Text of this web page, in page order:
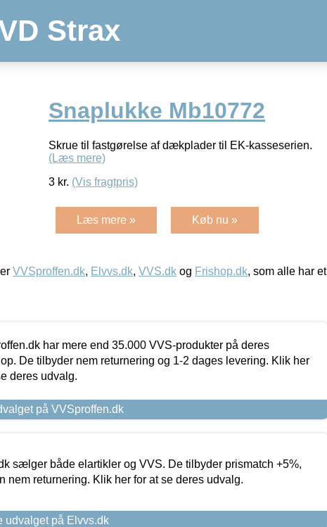
Strax
Snaplukke Mb10772
Skrue til fastgørelse af dækplader til EK-kasseserien.
(Læs mere)
3 kr. (Vis fragtpris)
Læs mere » Køb nu »
VVSproffen.dk, Elvvs.dk, VVS.dk og Frishop.dk, som alle har et
har mere end 35.000 VVS-produkter på deres
De tilbyder nem returnering og 1-2 dages levering. Klik her
deres udvalg.
på VVSproffen.dk
sælger både elartikler og VVS. De tilbyder prismatch +5%,
nem returnering. Klik her for at se deres udvalg.
udvalget på Elvvs.dk